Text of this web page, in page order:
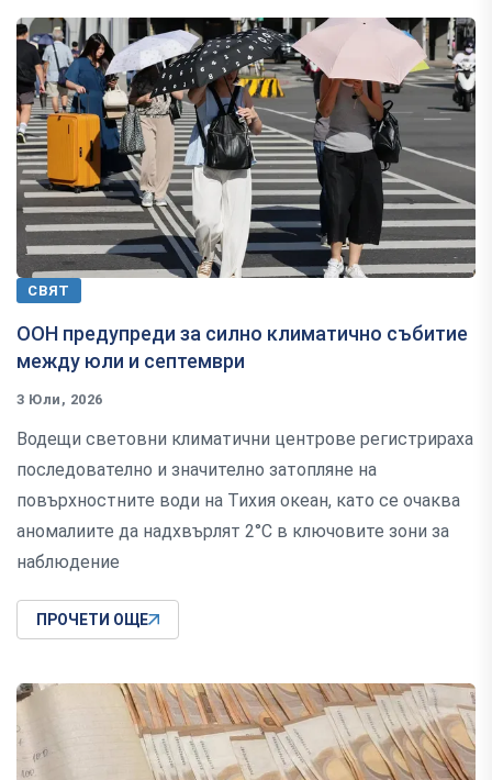
СВЯТ
ООН предупреди за силно климатично събитие
между юли и септември
3 Юли, 2026
Водещи световни климатични центрове регистрираха
последователно и значително затопляне на
повърхностните води на Тихия океан, като се очаква
аномалиите да надхвърлят 2°C в ключовите зони за
наблюдение
ПРОЧЕТИ ОЩЕ